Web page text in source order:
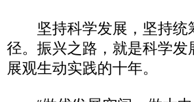
坚持科学发展，坚持统
径。振兴之路，就是科学
展观生动实践的十年。